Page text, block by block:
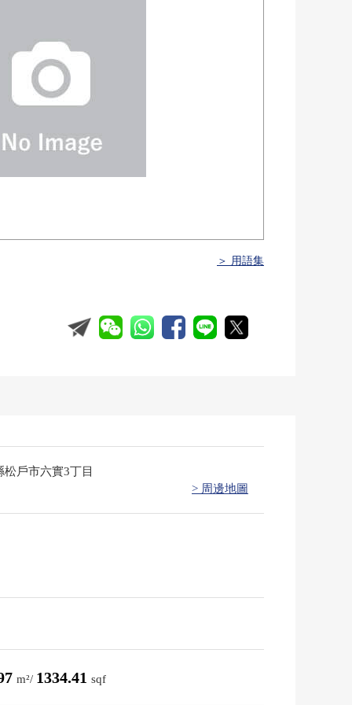
＞ 用語集
松戶市六實3丁目
> 周邊地圖
m²/ 1334.41 sqf